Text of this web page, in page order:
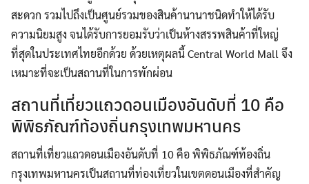
สะดวก รวมไปถึงเป็นศูนย์รวมของสินค้านานาชนิดทำให้ได้รับ
ความนิยมสูง จนได้รับการยอมรับว่าเป็นห้างสรรพสินค้าที่ใหญ่
ที่สุดในประเทศไทยอีกด้วย ด้วยเหตุผลนี้ Central World Mall จึง
เหมาะที่จะเป็นสถานที่ในการพักผ่อน
สถานที่เที่ยวแถวดอนเมืองอันดับที่ 10 คือ
พิพิธภัณฑ์ท้องถิ่นกรุงเทพมหานคร
สถานที่เที่ยวแถวดอนเมืองอันดับที่ 10 คือ พิพิธภัณฑ์ท้องถิ่น
กรุงเทพมหานครเป็นสถานที่ท่องเที่ยวในเขตดอนเมืองที่สำคัญ